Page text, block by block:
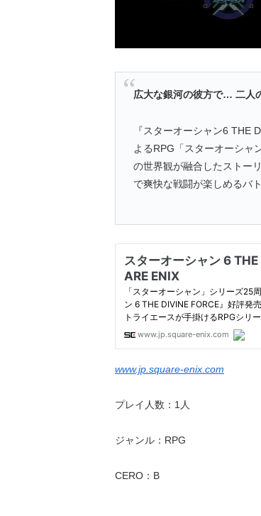
広大な銀河の彼方で… 二人
『スターオーシャン6 THE
よるRPG「スターオーシャ
の世界観が融合したストー
で爽快な戦闘が楽しめるバ
www.jp.square-enix.com
プレイ人数：1人
ジャンル：RPG
CERO：B